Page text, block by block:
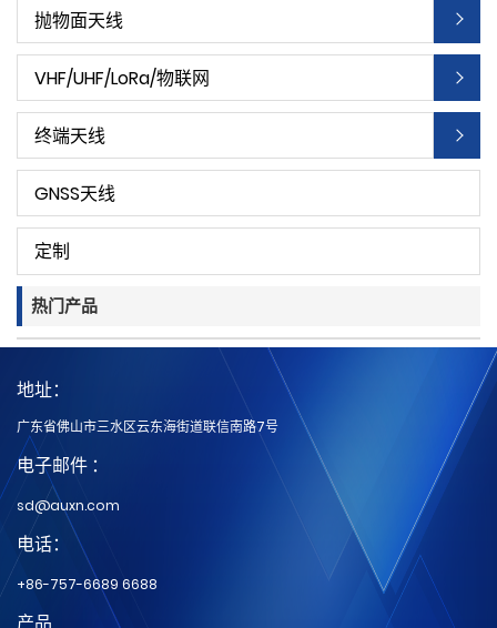
抛物面天线
VHF/UHF/LoRa/物联网
终端天线
GNSS天线
定制
热门产品
地址：
广东省佛山市三水区云东海街道联信南路7号
电子邮件 ：
sd@auxn.com
电话：
+86-757-6689 6688